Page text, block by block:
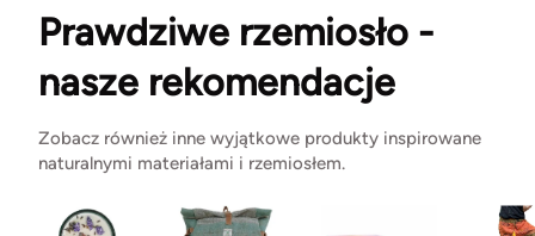
Prawdziwe rzemiosło -
nasze rekomendacje
Zobacz również inne wyjątkowe produkty inspirowane
naturalnymi materiałami i rzemiosłem.